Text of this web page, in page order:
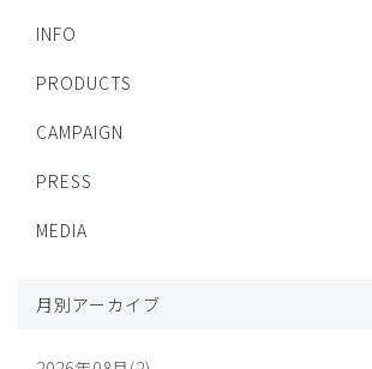
INFO
PRODUCTS
CAMPAIGN
PRESS
MEDIA
月別アーカイブ